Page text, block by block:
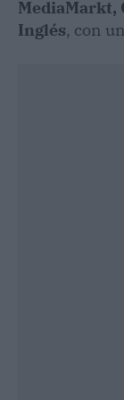
MediaMarkt,
Inglés, con un